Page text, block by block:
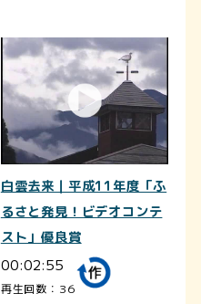
白雲去来｜平成11年度「ふ
るさと発見！ビデオコンテ
スト」優良賞
00:02:55
再生回数：36